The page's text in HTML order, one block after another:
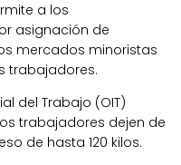
a los
asignación de
mercados minoristas
trabajadores.
del Trabajo (OIT)
trabajadores dejen de
de hasta 120 kilos.